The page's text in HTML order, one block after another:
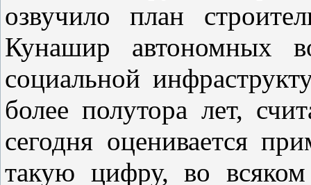
озвучило план
Кунашир автономных
социальной
более полутора лет,
сегодня оценивается
такую цифру, во всяком